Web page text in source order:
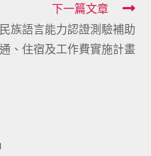
下一篇文章
族語言能力認證測驗補助
、住宿及工作費實施計畫